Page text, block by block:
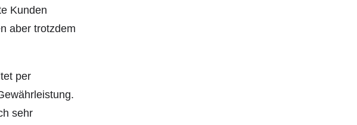
Kunden
aber trotzdem
per
sehr